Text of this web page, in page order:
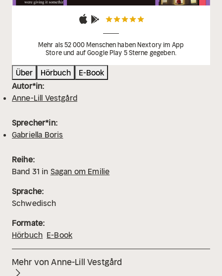
Mehr als 52 000 Menschen haben Nextory im App
Store und auf Google Play 5 Sterne gegeben.
Über Hörbuch
E-Book
Autor*in:
Anne-Lill Vestgård
Sprecher*in:
Gabriella Boris
Reihe:
Band 31 in Sagan om Emilie
Sprache:
Schwedisch
Formate:
Hörbuch E-Book
Mehr von Anne-Lill Vestgård